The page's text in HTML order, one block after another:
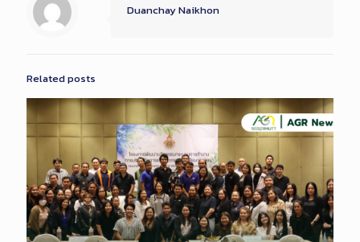
Duanchay Naikhon
Related posts